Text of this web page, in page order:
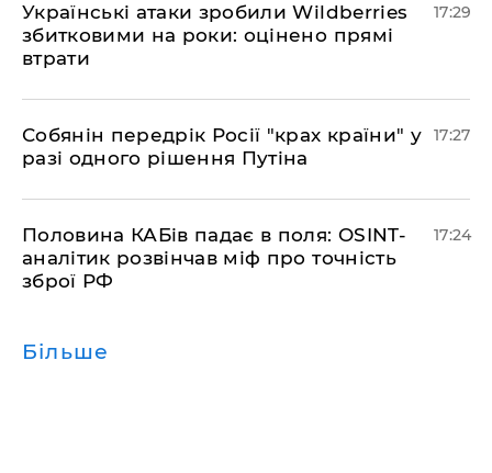
​Українські атаки зробили Wildberries
збитковими на роки: оцінено прямі
втрати
17:29
​Собянін передрік Росії "крах країни" у
разі одного рішення Путіна
17:27
​Половина КАБів падає в поля: OSINT-
аналітик розвінчав міф про точність
зброї РФ
17:24
Більше